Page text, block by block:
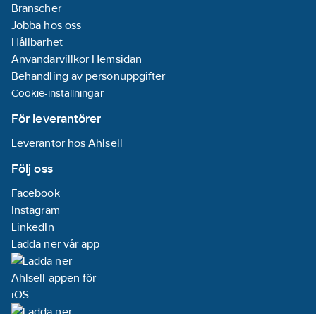
Branscher
Jobba hos oss
Hållbarhet
Användarvillkor Hemsidan
Behandling av personuppgifter
Cookie-inställningar
För leverantörer
Leverantör hos Ahlsell
Följ oss
Facebook
Instagram
LinkedIn
Ladda ner vår app